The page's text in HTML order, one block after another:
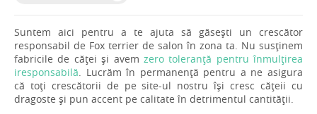
Suntem aici pentru a te ajuta să găsești un crescător
responsabil de Fox terrier de salon în zona ta. Nu susținem
fabricile de căței și avem zero toleranță pentru înmulțirea
iresponsabilă . Lucrăm în permanență pentru a ne asigura
că toți crescătorii de pe site-ul nostru își cresc cățeii cu
dragoste și pun accent pe calitate în detrimentul cantității.